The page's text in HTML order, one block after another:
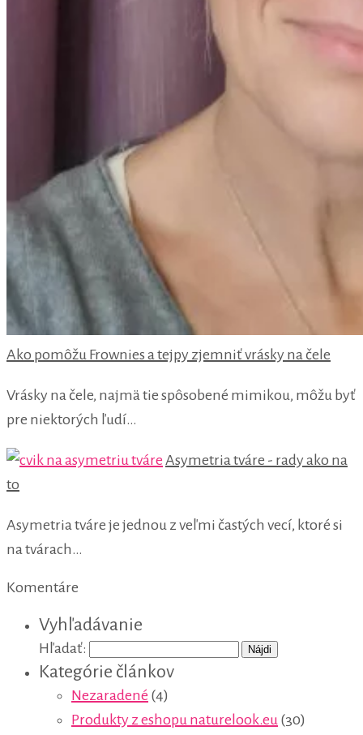
Ako pomôžu Frownies a tejpy zjemniť vrásky na čele
Vrásky na čele, najmä tie spôsobené mimikou, môžu byť
pre niektorých ľudí…
Asymetria tváre - rady ako na
to
Asymetria tváre je jednou z veľmi častých vecí, ktoré si
na tvárach…
Komentáre
Vyhľadávanie
Hľadať:
Kategórie článkov
Nezaradené (4)
Produkty z eshopu naturelook.eu (30)